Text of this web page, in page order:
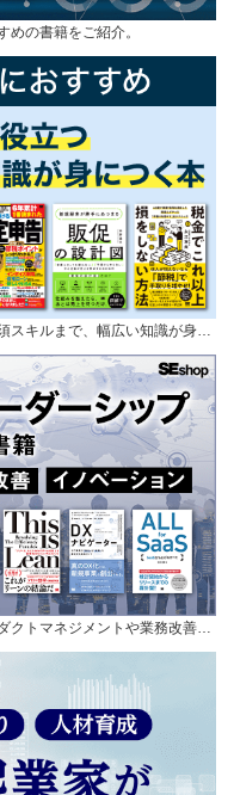
めの書籍をご紹介。
スキルまで、幅広い知識が身…
クトマネジメントや業務改善…